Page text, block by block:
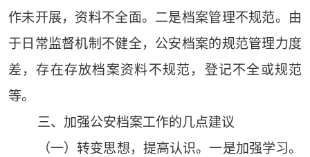
作未开展，资料不全面。二是档案管理不规范。由
于日常监督机制不健全，公安档案的规范管理力度
差，存在存放档案资料不规范，登记不全或规范
等。
三、加强公安档案工作的几点建议
（一）转变思想，提高认识。一是加强学习。